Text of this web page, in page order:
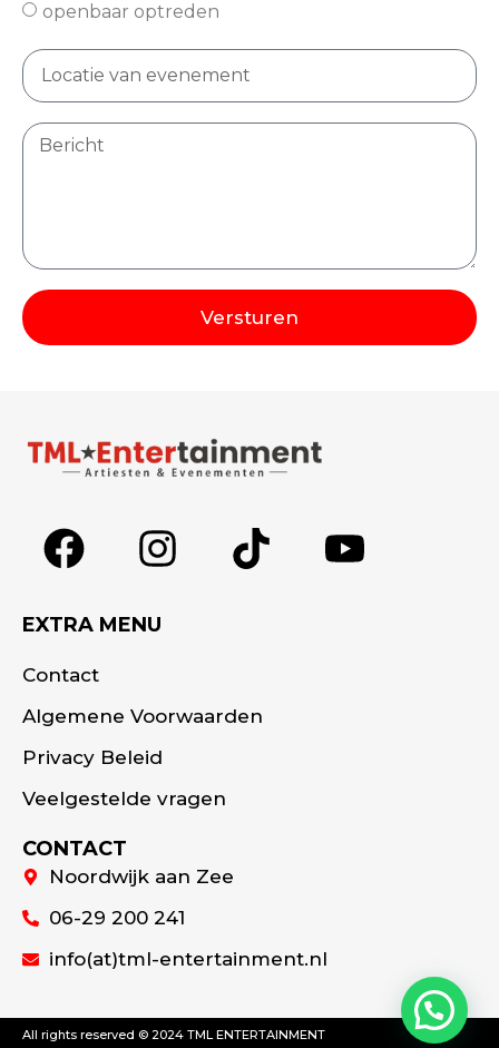
openbaar optreden
Versturen
EXTRA MENU
Contact
Algemene Voorwaarden
Privacy Beleid
Veelgestelde vragen
CONTACT
Noordwijk aan Zee
06-29 200 241
info(at)tml-entertainment.nl
All rights reserved © 2024 TML ENTERTAINMENT